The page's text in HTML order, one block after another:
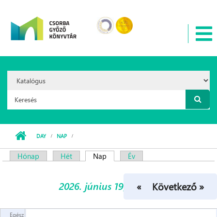
Option:
Keresés űrlap
DAY NAP
Hónap Hét Nap (aktív fül)
Év
2026. június 19, péntek
« ElőzőKövetkező »
Egész